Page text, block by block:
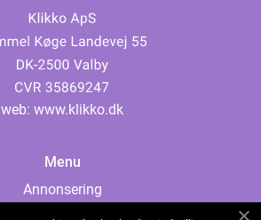
web: www.klikko.dk
Menu
Annonsering